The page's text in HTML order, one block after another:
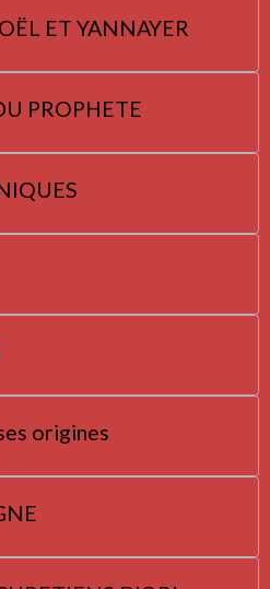
ET YANNAYER
PROPHETE
origines